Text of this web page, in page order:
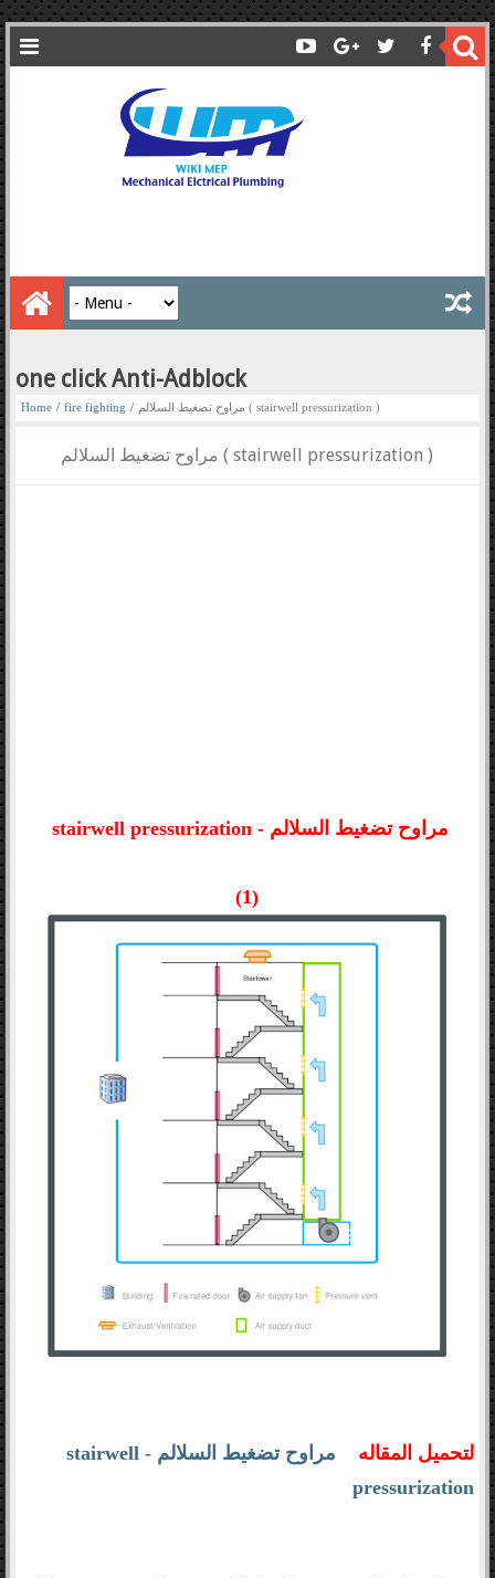
one click Anti-Adblock
Home / fire fighting
HVAC
/ مراوح تضغيط السلالم ( stairwell pressurization )
مراوح تضغيط السلالم ( stairwell pressurization )
مراوح تضغيط السلالم - stairwell pressurization
(1)
لتحميل المقاله
مراوح تضغيط السلالم - stairwell
pressurization